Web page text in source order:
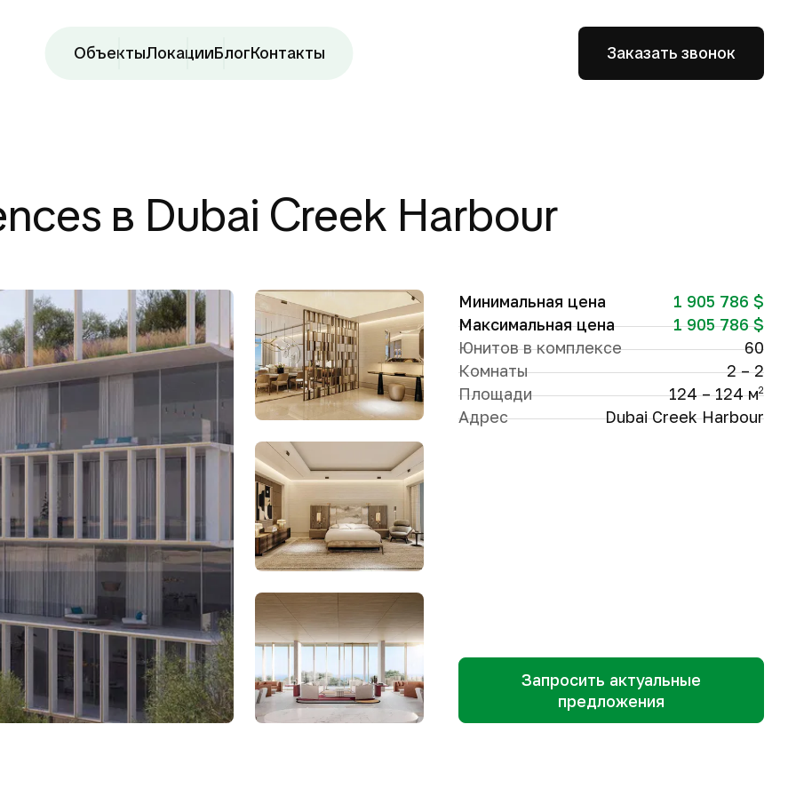
ОбъектыЛокацииБлогКонтакты Заказать звонок
в Dubai Creek Harbour
Минимальная цена
1 905 786 $
Максимальная цена
1 905 786 $
Юнитов в комплексе
60
Комнаты
2 – 2
Площади
124 – 124 м2
Адрес Dubai Creek Harbour
Запросить актуальные
предложения